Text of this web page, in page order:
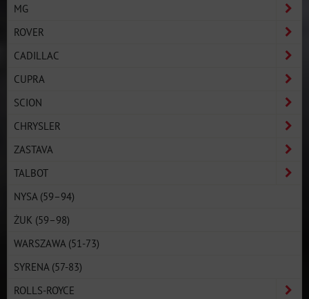
MG
ROVER
CADILLAC
CUPRA
SCION
CHRYSLER
ZASTAVA
TALBOT
NYSA (59–94)
ŻUK (59–98)
WARSZAWA (51-73)
SYRENA (57-83)
ROLLS-ROYCE